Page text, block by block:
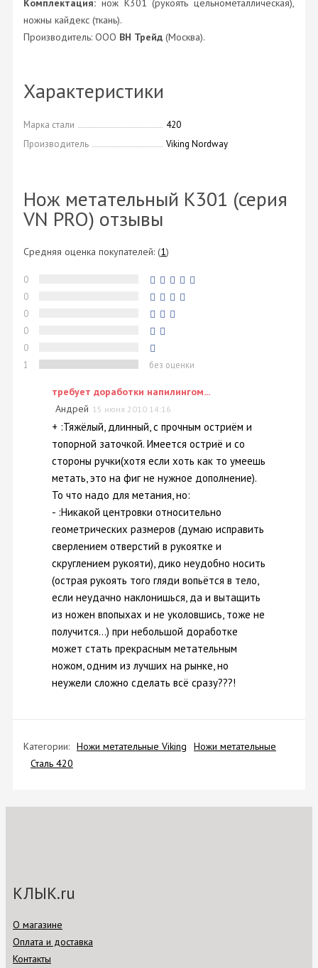
Комплектация: нож K301 (рукоять цельнометаллическая),
ножны кайдекс (ткань).
Производитель: ООО ВН Трейд (Москва).
Характеристики
Марка стали
420
Производитель
Viking Nordway
Нож метательный K301 (серия
VN PRO) отзывы
Средняя оценка покупателей: (1)
0
0
0
0
0
1
без оценки
требует доработки напилингом...
Андрей 15 июня 2010 14:16
+ :Тяжёлый, длинный, с прочным остриём и
топорной заточкой. Имеется остриё и со
стороны ручки(хотя если хоть как то умеешь
метать, это на фиг не нужное дополнение).
То что надо для метания, но:
- :Никакой центровки относительно
геометрических размеров (думаю исправить
сверлением отверстий в рукоятке и
скруглением рукояти), дико неудобно носить
(острая рукоять того гляди вопьётся в тело,
если неудачно наклонишься, да и вытащить
из ножен впопыхах и не уколовшись, тоже не
получится...) при небольшой доработке
может стать прекрасным метательным
ножом, одним из лучших на рынке, но
неужели сложно сделать всё сразу???!
Категории: Ножи метательные Viking
Ножи метательные
Сталь 420
КЛЫК.ru
О магазине
Оплата и доставка
Контакты